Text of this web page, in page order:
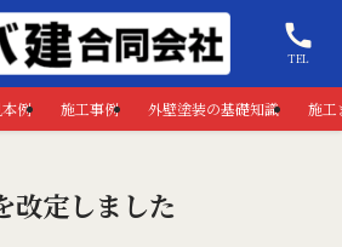
TEL
例 施工事例 外壁塗装の基礎知識 施工
改定しました